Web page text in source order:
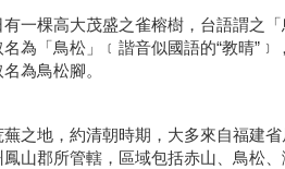
一棵高大茂盛之雀榕樹，台語謂之
為「鳥松」﹝諧音似國語的“教晴
為鳥松腳。
之地，約清朝時期，大多來自福建
山郡所管轄，區域包括赤山、鳥松